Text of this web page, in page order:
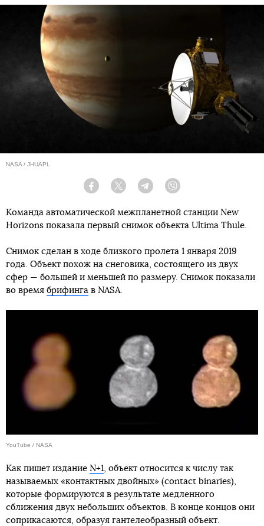
NASA / JHUAPL
Facebook Twitter Telegram
Команда автоматической межпланетной станции New
Horizons показала первый снимок объекта Ultima Thule.
Снимок сделан в ходе близкого пролета 1 января 2019
года. Объект похож на снеговика, состоящего из двух
сфер — большей и меньшей по размеру. Снимок показали
во время брифинга в NASA.
YouTube / NASA
Как пишет издание N+1, объект относится к числу так
называемых «контактных двойных» (contact binaries),
которые формируются в результате медленного
сближения двух небольших объектов. В конце концов они
соприкасаются, образуя гантелеобразный объект.